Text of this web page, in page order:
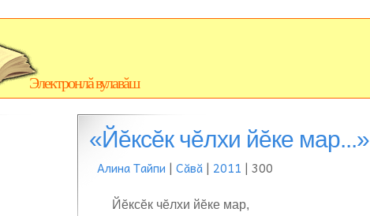
Электронлă вулавăш
«Йĕксĕк чĕлхи йĕке мар...»
Алина Тайпи | Сăвă | 2011 | 300
Йĕксĕк чĕлхи йĕке мар,